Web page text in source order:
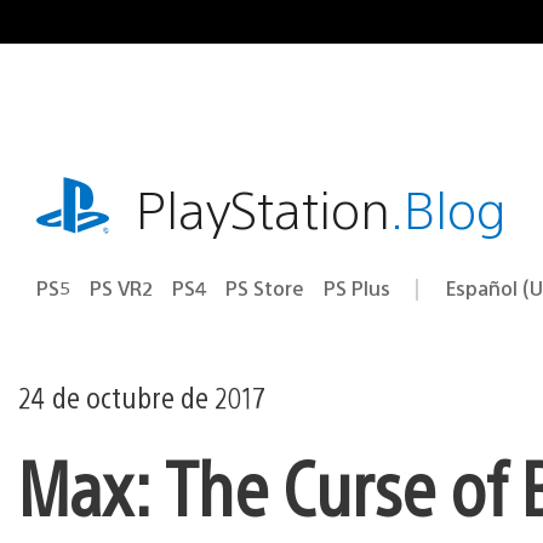
al
playstation.comPlayStation.Blog
PS5 PS VR2 PS4 PS Store PS Plus Región
Español
24 de octubre de 2017
Max: The Curse